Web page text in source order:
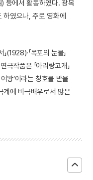
에서 활동하였다. 광복
하였으나, 주로 영화에
(1928)·「목포의 눈물」
극작품은 「아리랑고개」
여왕’이라는 칭호를 받을
계에 비극배우로서 많은